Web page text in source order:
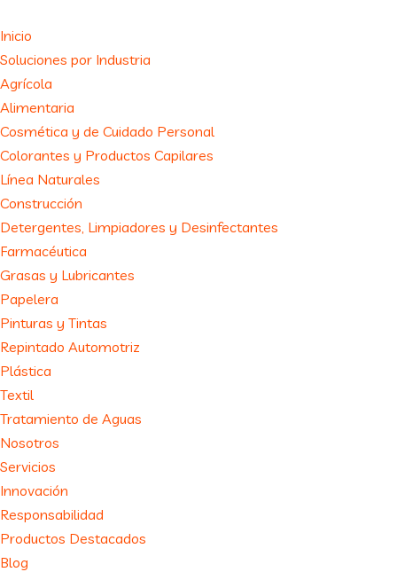
Inicio
Soluciones por Industria
Agrícola
Alimentaria
Cosmética y de Cuidado Personal
Colorantes y Productos Capilares
Línea Naturales
Construcción
Detergentes, Limpiadores y Desinfectantes
Farmacéutica
Grasas y Lubricantes
Papelera
Pinturas y Tintas
Repintado Automotriz
Plástica
Textil
Tratamiento de Aguas
Nosotros
Servicios
Innovación
Responsabilidad
Productos Destacados
Blog